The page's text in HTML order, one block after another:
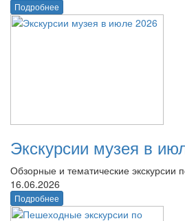
Подробнее
Экскурсии музея в
Обзорные и тематические экскурсии
16.06.2026
Подробнее